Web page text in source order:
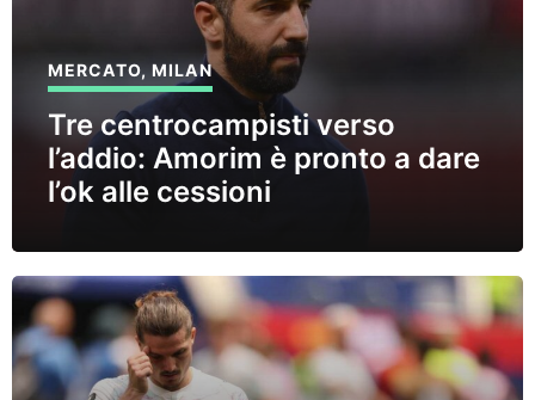
MERCATO,MILAN
Tre centrocampisti verso
l’addio: Amorim è pronto a dare
l’ok alle cessioni